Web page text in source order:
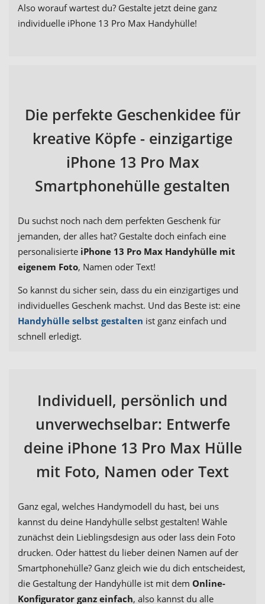
Also worauf wartest du? Gestalte jetzt deine ganz
individuelle iPhone 13 Pro Max Handyhülle!
Die perfekte Geschenkidee für
kreative Köpfe - einzigartige
iPhone 13 Pro Max
Smartphonehülle gestalten
Du suchst noch nach dem perfekten Geschenk für
jemanden, der alles hat? Gestalte doch einfach eine
personalisierte iPhone 13 Pro Max Handyhülle mit
eigenem Foto, Namen oder Text!
So kannst du sicher sein, dass du ein einzigartiges und
individuelles Geschenk machst. Und das Beste ist: eine
Handyhülle selbst gestalten ist ganz einfach und
schnell erledigt.
Individuell, persönlich und
unverwechselbar: Entwerfe
deine iPhone 13 Pro Max Hülle
mit Foto, Namen oder Text
Ganz egal, welches Handymodell du hast, bei uns
kannst du deine Handyhülle selbst gestalten! Wähle
zunächst dein Lieblingsdesign aus oder lass dein Foto
drucken. Oder hättest du lieber deinen Namen auf der
Smartphonehülle? Ganz gleich wie du dich entscheidest,
die Gestaltung der Handyhülle ist mit dem Online-
Konfigurator ganz einfach, also kannst du alle